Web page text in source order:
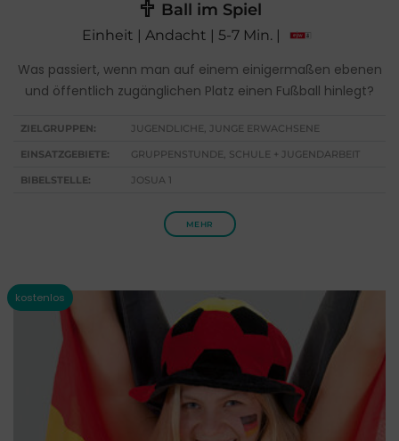
Ball im Spiel
Einheit | Andacht | 5-7 Min. |
Was passiert, wenn man auf einem einigermaßen ebenen
und öffentlich zugänglichen Platz einen Fußball hinlegt?
ZIELGRUPPEN: JUGENDLICHE, JUNGE ERWACHSENE
EINSATZGEBIETE: GRUPPENSTUNDE, SCHULE + JUGENDARBEIT
BIBELSTELLE: JOSUA 1
MEHR